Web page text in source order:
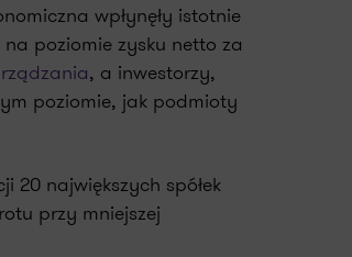
wpłynęły istotnie
poziomie zysku netto za
, a inwestorzy,
poziomie, jak podmioty
20 największych spółek
przy mniejszej